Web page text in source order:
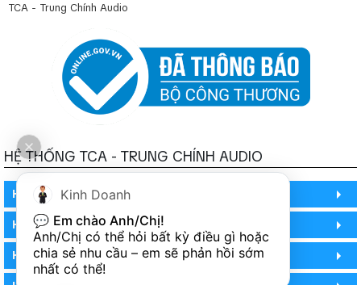
TCA - Trung Chính Audio
HỆ THỐNG TCA - TRUNG CHÍNH AUDIO
HỒ CHÍ MINH
HỒ CHÍ MINH
HỒ CHÍ MINH (PHÒNG BẢO HÀNH)
Kinh Doanh
💬 Em chào Anh/Chị!
Anh/Chị có thể hỏi bất kỳ điều gì hoặc
chia sẻ nhu cầu – em sẽ phản hồi sớm
nhất có thể!